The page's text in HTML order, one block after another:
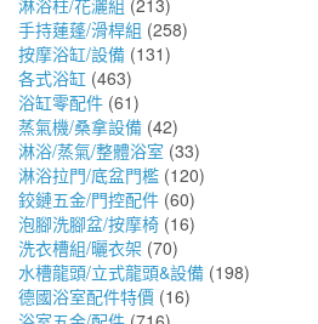
淋浴柱/花灑組 (213)
手持蓮蓬/滑桿組 (258)
按摩浴缸/設備 (131)
各式浴缸 (463)
浴缸零配件 (61)
蒸氣機/桑拿設備 (42)
淋浴/蒸氣/整體浴室 (33)
淋浴拉門/底盆門檻 (120)
鉸鏈五金/門控配件 (60)
泡腳洗腳盆/按摩椅 (16)
洗衣槽組/曬衣架 (70)
水槽龍頭/立式龍頭&設備 (198)
德國浴室配件特價 (16)